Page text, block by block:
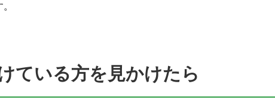
ている方を見かけたら